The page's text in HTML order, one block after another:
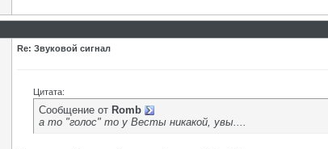
Re: Звуковой сигнал
Цитата:
Сообщение от Romb
а то "голос" то у Весты никакой, увы....